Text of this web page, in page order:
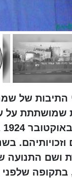
של
שמושתתת על
ושם התנועה
בתקופה